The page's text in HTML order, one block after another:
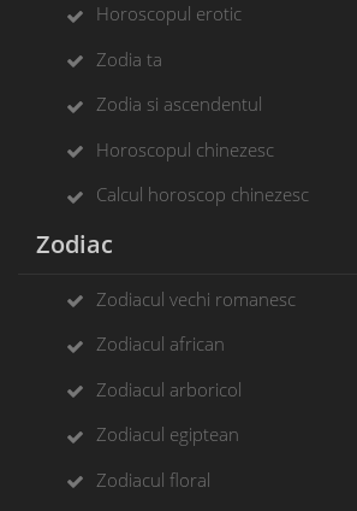
Horoscopul erotic
Zodia ta
Zodia si ascendentul
Horoscopul chinezesc
Calcul horoscop chinezesc
Zodiac
Zodiacul vechi romanesc
Zodiacul african
Zodiacul arboricol
Zodiacul egiptean
Zodiacul floral